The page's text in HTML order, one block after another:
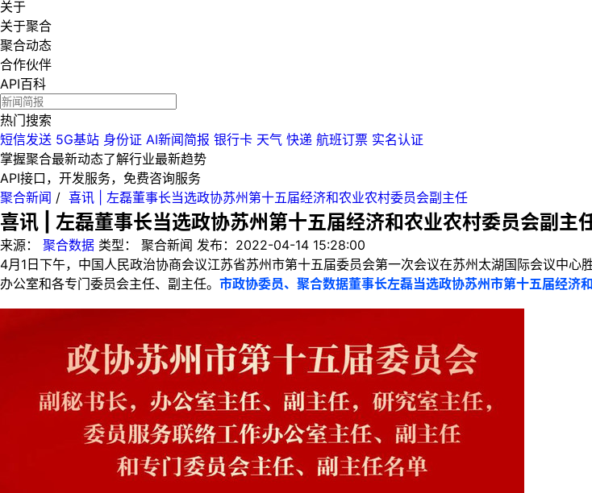
关于
关于聚合
聚合动态
合作伙伴
API百科
热门搜索
短信发送 5G基站 身份证 AI新闻简报 银行卡 天气 快递 航班订票 实名认证
掌握聚合最新动态了解行业最新趋势
API接口，开发服务，免费咨询服务
聚合新闻 / 喜讯 | 左磊董事长当选政协苏州第十五届经济和农业农村委员会副主任
喜讯 | 左磊董事长当选政协苏州第十五届经济和农业农村委员会副主
来源： 聚合数据 类型： 聚合新闻 发布： 2022-04-14 15:28:00
4月1日下午，中国人民政治协商会议江苏省苏州市第十五届委员会第一次会议在苏州太湖国际会议中
办公室和各专门委员会主任、副主任。 市政协委员、聚合数据董事长左磊当选政协苏州市第十五届经济